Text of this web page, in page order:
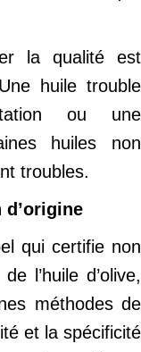
la qualité est
huile trouble
ou une
huiles non
troubles.
qui certifie non
l’huile d’olive,
méthodes de
et la spécificité